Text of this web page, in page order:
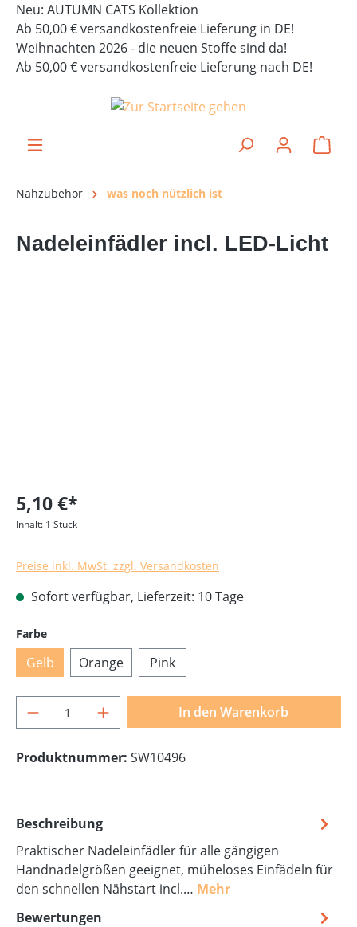
springen
Neu: AUTUMN CATS Kollektion
Ab 50,00 € versandkostenfreie Lieferung in DE!
Weihnachten 2026 - die neuen Stoffe sind da!
Ab 50,00 € versandkostenfreie Lieferung nach DE!
Nähzubehör was noch nützlich ist
Nadeleinfädler incl. LED-Licht
5,10 €*
Inhalt: 1 Stück
Preise inkl. MwSt. zzgl. Versandkosten
Sofort verfügbar, Lieferzeit: 10 Tage
Farbeauswählen
Gelb Orange Pink
Produkt Anzahl: Gib den gewünschten
In den Warenkorb
Produktnummer: SW10496
Beschreibung
Praktischer Nadeleinfädler für alle gängigen
Handnadelgrößen geeignet, müheloses Einfädeln für
den schnellen Nähstart incl.… Mehr
Bewertungen